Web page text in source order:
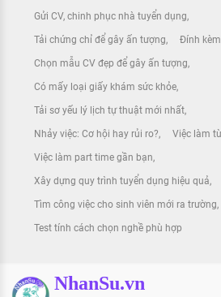
Gửi CV, chinh phục nhà tuyển dụng
Tải chứng chỉ để gây ấn tượng Đính
Chọn mẫu CV đẹp để gây ấn tượng
Có mấy loại giấy khám sức khỏe
Tải sơ yếu lý lịch tự thuật mới nhất
Nhảy việc: Cơ hội hay rủi ro? Việc làm
Việc làm part time gần bạn
Xây dựng quy trình tuyển dụng hiệu quả
Tìm công việc cho sinh viên mới ra trường
Test tính cách chọn nghề phù hợp
NhanSu.vn